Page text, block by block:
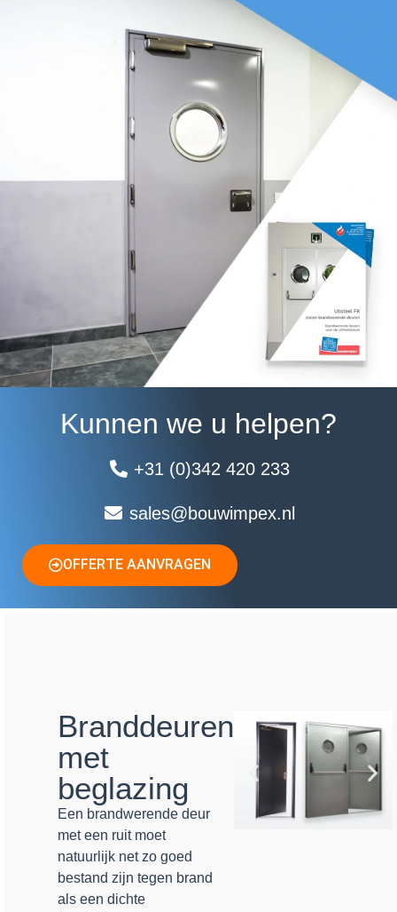
Kunnen we u helpen?
+31 (0)342 420 233
sales@bouwimpex.nl
OFFERTE AANVRAGEN
Branddeuren
met
beglazing
Een brandwerende deur
met een ruit moet
natuurlijk net zo goed
bestand zijn tegen brand
als een dichte